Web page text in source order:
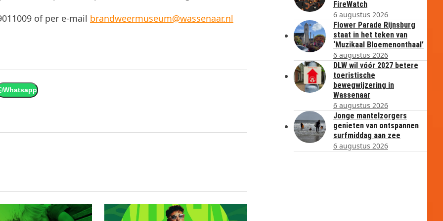
of per e-mail brandweermuseum@wassenaar.nl
Whatsapp
FireWatch
6 augustus 2026
Flower Parade Rijnsburg
staat in het teken van
‘Muzikaal Bloemenonthaal’
6 augustus 2026
DLW wil vóór 2027 betere
toeristische
bewegwijzering in
Wassenaar
6 augustus 2026
Jonge mantelzorgers
genieten van ontspannen
surfmiddag aan zee
6 augustus 2026